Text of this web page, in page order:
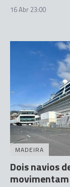
16 Abr 23:00
MADEIRA
Dois navios